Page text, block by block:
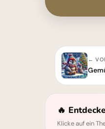
←
🔥
Klicke auf ein